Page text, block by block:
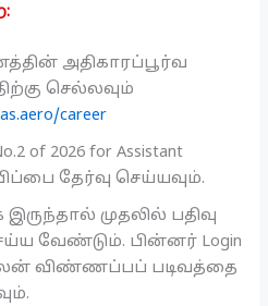
அதிகாரப்பூர்வ
செல்லவும்
career
of 2026 for Assistant
தேர்வு செய்யவும்.
இருந்தால் முதலில் பதிவு
வேண்டும். பின்னர் Login
விண்ணப்பப் படிவத்தை